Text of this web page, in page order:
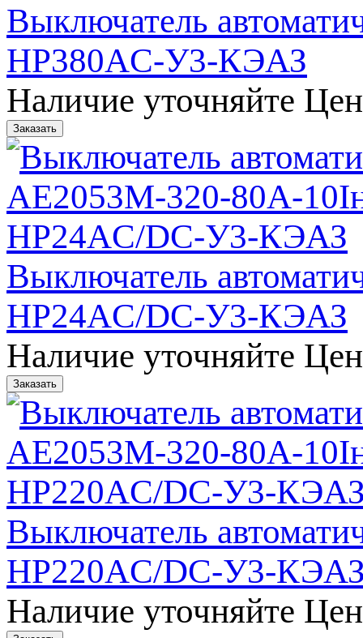
Выключатель
НР380AC-У3-КЭАЗ
Наличие уточняйте
Выключатель
НР24AC/DC-У3-КЭАЗ
Наличие уточняйте
Выключатель
НР220AC/DC-У3-
Наличие уточняйте